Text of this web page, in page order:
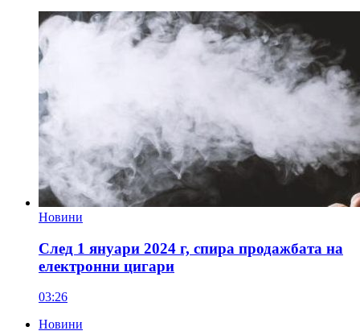
Новини
След 1 януари 2024 г, спира продажбата на
електронни цигари
03:26
Новини